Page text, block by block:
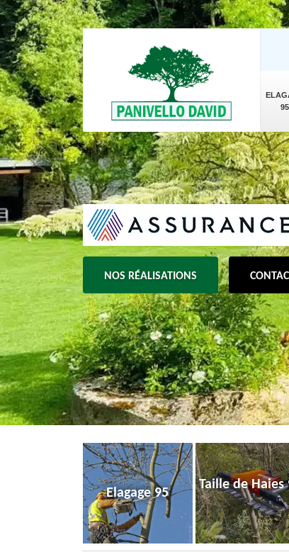
95
NOS RÉALISATIONS
Elagage 95
Taille de Haies